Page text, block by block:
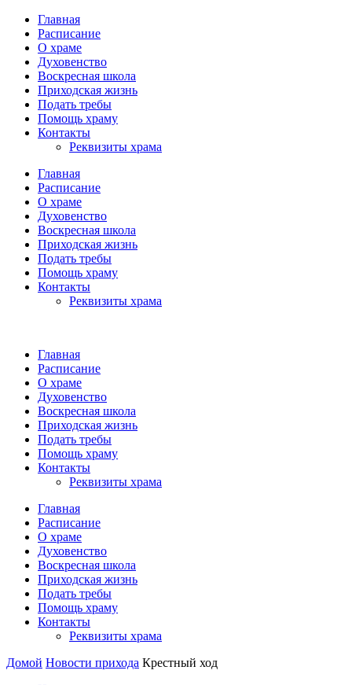
Главная
Расписание
О храме
Духовенство
Воскресная школа
Приходская жизнь
Подать требы
Помощь храму
Контакты
Реквизиты храма
Главная
Расписание
О храме
Духовенство
Воскресная школа
Приходская жизнь
Подать требы
Помощь храму
Контакты
Реквизиты храма
Главная
Расписание
О храме
Духовенство
Воскресная школа
Приходская жизнь
Подать требы
Помощь храму
Контакты
Реквизиты храма
Главная
Расписание
О храме
Духовенство
Воскресная школа
Приходская жизнь
Подать требы
Помощь храму
Контакты
Реквизиты храма
Домой Новости прихода Крестный ход